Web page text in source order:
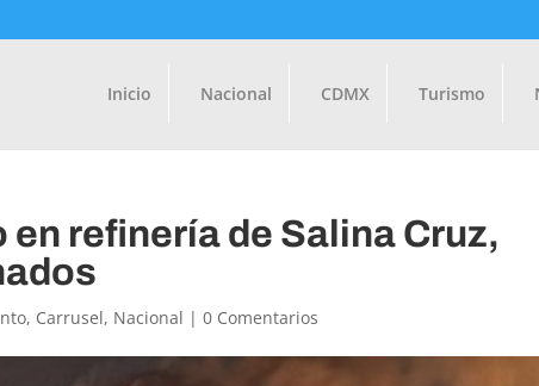
Inicio Nacional CDMX Turismo
refinería de Salina Cruz,
, Carrusel, Nacional |0 Comentarios